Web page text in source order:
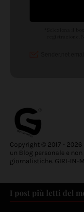
Copyright © 2017 -
un Blog personale e
giornalistiche. GIRI-IN-
I post più letti del